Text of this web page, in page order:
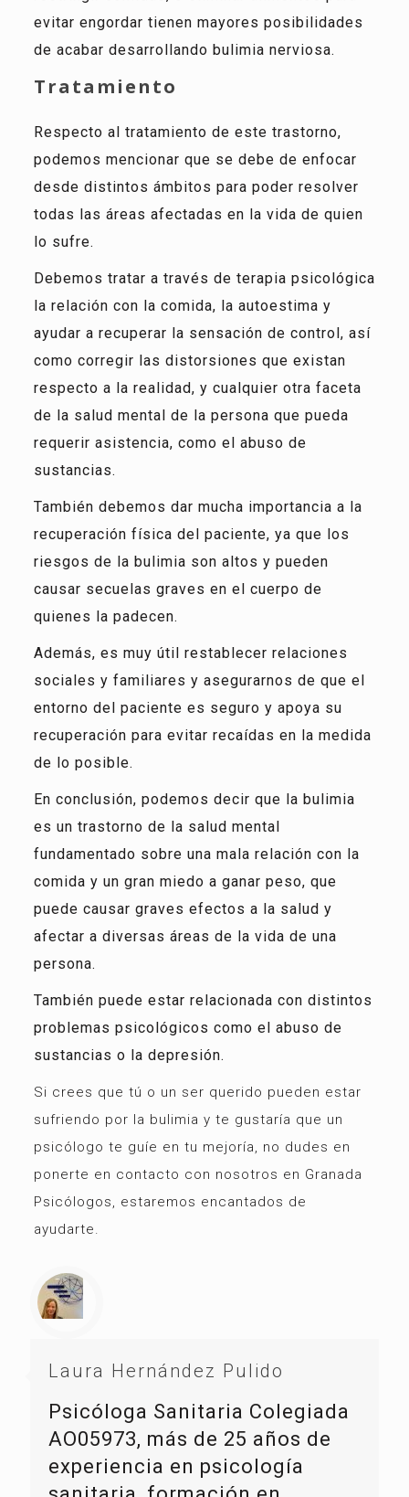
evitar engordar tienen mayores posibilidades
de acabar desarrollando bulimia nerviosa.
Tratamiento
Respecto al tratamiento de este trastorno,
podemos mencionar que se debe de enfocar
desde distintos ámbitos para poder resolver
todas las áreas afectadas en la vida de quien
lo sufre.
Debemos tratar a través de terapia psicológica
la relación con la comida, la autoestima y
ayudar a recuperar la sensación de control, así
como corregir las distorsiones que existan
respecto a la realidad, y cualquier otra faceta
de la salud mental de la persona que pueda
requerir asistencia, como el abuso de
sustancias.
También debemos dar mucha importancia a la
recuperación física del paciente, ya que los
riesgos de la bulimia son altos y pueden
causar secuelas graves en el cuerpo de
quienes la padecen.
Además, es muy útil restablecer relaciones
sociales y familiares y asegurarnos de que el
entorno del paciente es seguro y apoya su
recuperación para evitar recaídas en la medida
de lo posible.
En conclusión, podemos decir que la bulimia
es un trastorno de la salud mental
fundamentado sobre una mala relación con la
comida y un gran miedo a ganar peso, que
puede causar graves efectos a la salud y
afectar a diversas áreas de la vida de una
persona.
También puede estar relacionada con distintos
problemas psicológicos como el abuso de
sustancias o la depresión.
Si crees que tú o un ser querido pueden estar
sufriendo por la bulimia y te gustaría que un
psicólogo te guíe en tu mejoría, no dudes en
ponerte en contacto con nosotros en Granada
Psicólogos, estaremos encantados de
ayudarte.
Laura Hernández Pulido
Psicóloga Sanitaria Colegiada
AO05973, más de 25 años de
experiencia en psicología